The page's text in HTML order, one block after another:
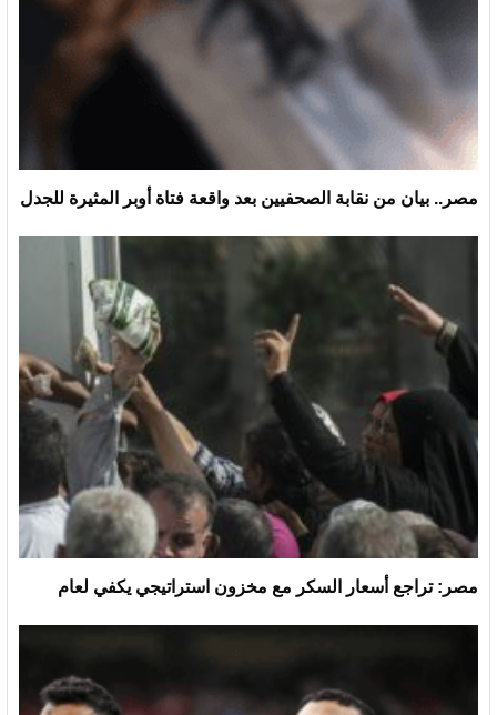
مصر.. بيان من نقابة الصحفيين بعد واقعة فتاة أوبر المثيرة للجدل
مصر: تراجع أسعار السكر مع مخزون استراتيجي يكفي لعام